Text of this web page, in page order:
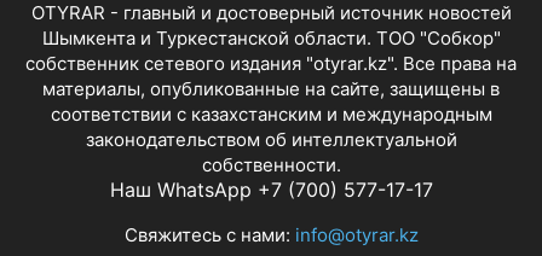
OTYRAR - главный и достоверный источник новостей
Шымкента и Туркестанской области. ТОО "Собкор"
собственник сетевого издания "otyrar.kz". Все права на
материалы, опубликованные на сайте, защищены в
соответствии с казахстанским и международным
законодательством об интеллектуальной
собственности.
Наш WhatsApp +7 (700) 577-17-17
Свяжитесь с нами: info@otyrar.kz